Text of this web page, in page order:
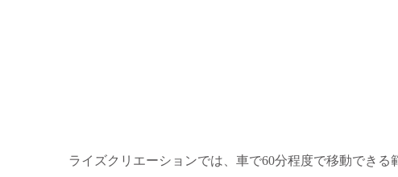
ライズクリエーションでは、車で60分程度で移動できる